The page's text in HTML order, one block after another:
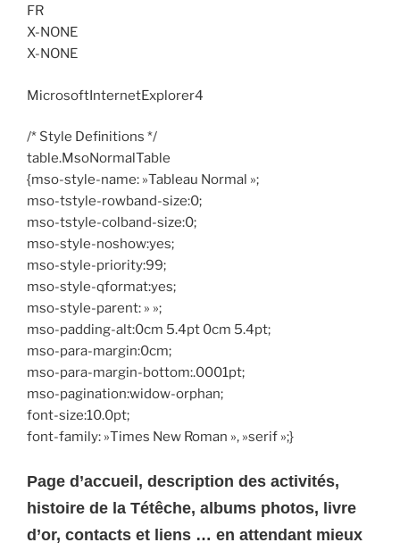
FR
X-NONE
X-NONE
MicrosoftInternetExplorer4
/* Style Definitions */
table.MsoNormalTable
{mso-style-name: »Tableau Normal »;
mso-tstyle-rowband-size:0;
mso-tstyle-colband-size:0;
mso-style-noshow:yes;
mso-style-priority:99;
mso-style-qformat:yes;
mso-style-parent: » »;
mso-padding-alt:0cm 5.4pt 0cm 5.4pt;
mso-para-margin:0cm;
mso-para-margin-bottom:.0001pt;
mso-pagination:widow-orphan;
font-size:10.0pt;
font-family: »Times New Roman », »serif »;}
Page d’accueil, description des activités,
histoire de la Tétêche, albums photos, livre
d’or, contacts et liens … en attendant mieux